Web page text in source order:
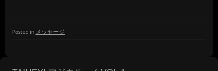
Posted in メッセージ